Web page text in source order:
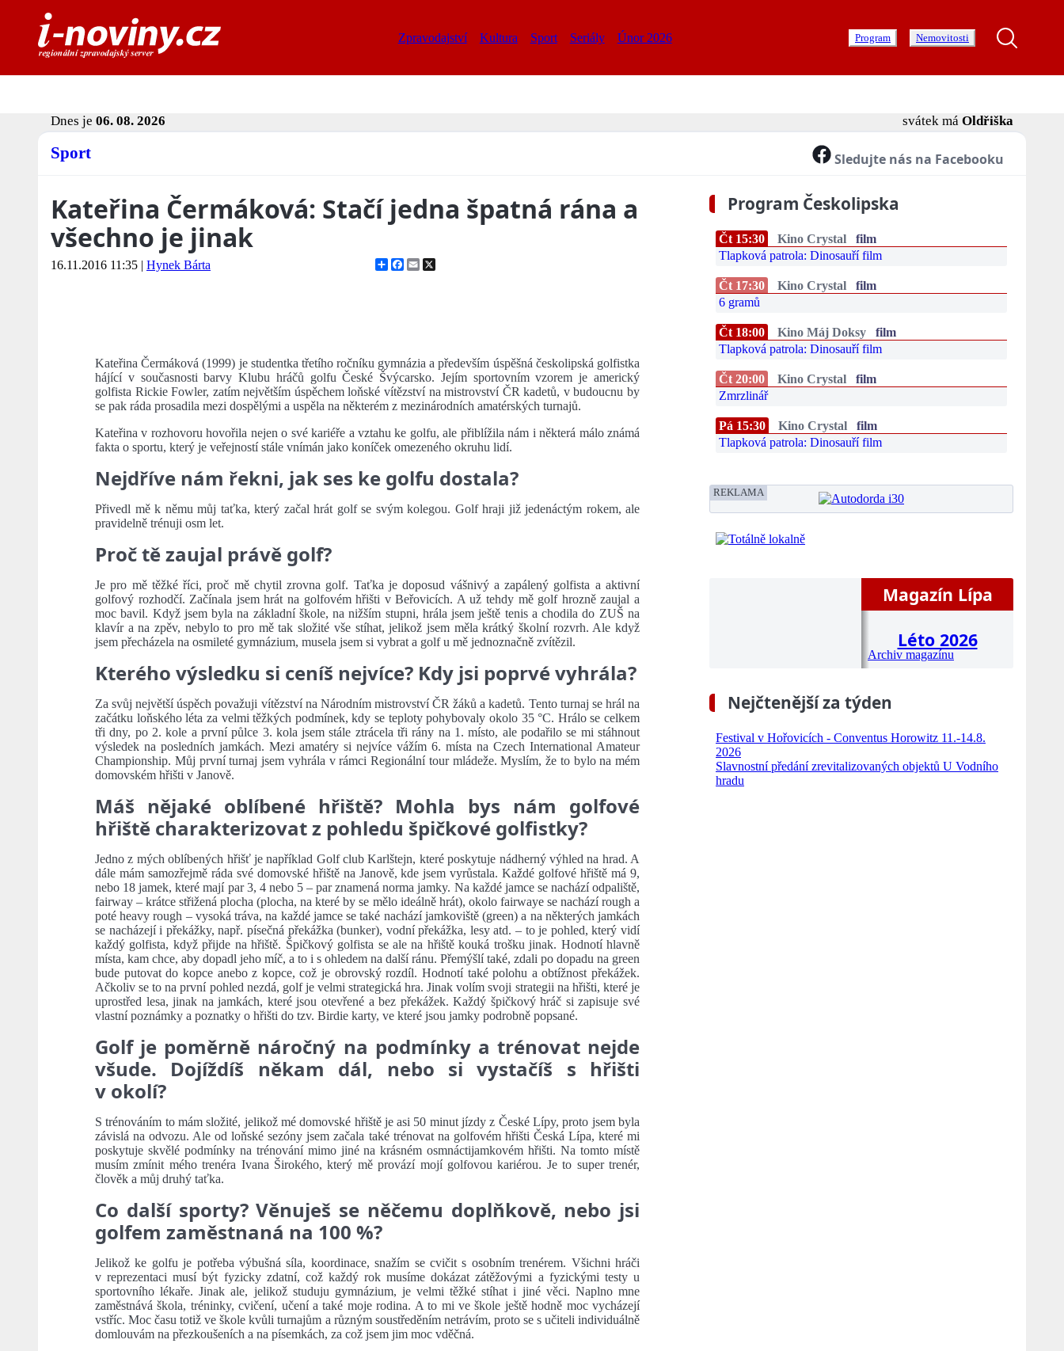
Zpravodajství Kultura Sport Seriály Únor 2026 Program Nemovitosti
Dnes je 06. 08. 2026 svátek má Oldřiška
Sport Sledujte nás na Facebooku
Kateřina Čermáková: Stačí jedna špatná rána a
všechno je jinak
16.11.2016 11:35 | Hynek Bárta ShareFacebook
Email
Kateřina Čermáková (1999) je studentka třetího ročníku gymnázia a především úspěšná českolipská golfistka
hájící v současnosti barvy Klubu hráčů golfu České Švýcarsko. Jejím sportovním vzorem je americký
golfista Rickie Fowler, zatím největším úspěchem loňské vítězství na mistrovství ČR kadetů, v budoucnu by
se pak ráda prosadila mezi dospělými a uspěla na některém z mezinárodních amatérských turnajů.
Kateřina v rozhovoru hovořila nejen o své kariéře a vztahu ke golfu, ale přiblížila nám i některá málo známá
fakta o sportu, který je veřejností stále vnímán jako koníček omezeného okruhu lidí.
Nejdříve nám řekni, jak ses ke golfu dostala?
Přivedl mě k němu můj taťka, který začal hrát golf se svým kolegou. Golf hraji již jedenáctým rokem, ale
pravidelně trénuji osm let.
Proč tě zaujal právě golf?
Je pro mě těžké říci, proč mě chytil zrovna golf. Taťka je doposud vášnivý a zapálený golfista a aktivní
golfový rozhodčí. Začínala jsem hrát na golfovém hřišti v Beřovicích. A už tehdy mě golf hrozně zaujal a
moc bavil. Když jsem byla na základní škole, na nižším stupni, hrála jsem ještě tenis a chodila do ZUŠ na
klavír a na zpěv, nebylo to pro mě tak složité vše stíhat, jelikož jsem měla krátký školní rozvrh. Ale když
jsem přecházela na osmileté gymnázium, musela jsem si vybrat a golf u mě jednoznačně zvítězil.
Kterého výsledku si ceníš nejvíce? Kdy jsi poprvé vyhrála?
Za svůj největší úspěch považuji vítězství na Národním mistrovství ČR žáků a kadetů. Tento turnaj se hrál na
začátku loňského léta za velmi těžkých podmínek, kdy se teploty pohybovaly okolo 35 °C. Hrálo se celkem
tři dny, po 2. kole a první půlce 3. kola jsem stále ztrácela tři rány na 1. místo, ale podařilo se mi stáhnout
výsledek na posledních jamkách. Mezi amatéry si nejvíce vážím 6. místa na Czech International Amateur
Championship. Můj první turnaj jsem vyhrála v rámci Regionální tour mládeže. Myslím, že to bylo na mém
domovském hřišti v Janově.
Máš nějaké oblíbené hřiště? Mohla bys nám golfové
hřiště charakterizovat z pohledu špičkové golfistky?
Jedno z mých oblíbených hřišť je například Golf club Karlštejn, které poskytuje nádherný výhled na hrad. A
dále mám samozřejmě ráda své domovské hřiště na Janově, kde jsem vyrůstala. Každé golfové hřiště má 9,
nebo 18 jamek, které mají par 3, 4 nebo 5 – par znamená norma jamky. Na každé jamce se nachází odpaliště,
fairway – krátce střižená plocha (plocha, na které by se mělo ideálně hrát), okolo fairwaye se nachází rough a
poté heavy rough – vysoká tráva, na každé jamce se také nachází jamkoviště (green) a na některých jamkách
se nacházejí i překážky, např. písečná překážka (bunker), vodní překážka, lesy atd. – to je pohled, který vidí
každý golfista, když přijde na hřiště. Špičkový golfista se ale na hřiště kouká trošku jinak. Hodnotí hlavně
místa, kam chce, aby dopadl jeho míč, a to i s ohledem na další ránu. Přemýšlí také, zdali po dopadu na green
bude putovat do kopce anebo z kopce, což je obrovský rozdíl. Hodnotí také polohu a obtížnost překážek.
Ačkoliv se to na první pohled nezdá, golf je velmi strategická hra. Jinak volím svoji strategii na hřišti, které je
uprostřed lesa, jinak na jamkách, které jsou otevřené a bez překážek. Každý špičkový hráč si zapisuje své
vlastní poznámky a poznatky o hřišti do tzv. Birdie karty, ve které jsou jamky podrobně popsané.
Golf je poměrně náročný na podmínky a trénovat nejde
všude. Dojíždíš někam dál, nebo si vystačíš s hřišti
v okolí?
S trénováním to mám složité, jelikož mé domovské hřiště je asi 50 minut jízdy z České Lípy, proto jsem byla
závislá na odvozu. Ale od loňské sezóny jsem začala také trénovat na golfovém hřišti Česká Lípa, které mi
poskytuje skvělé podmínky na trénování mimo jiné na krásném osmnáctijamkovém hřišti. Na tomto místě
musím zmínit mého trenéra Ivana Širokého, který mě provází mojí golfovou kariérou. Je to super trenér,
člověk a můj druhý taťka.
Co další sporty? Věnuješ se něčemu doplňkově, nebo jsi
golfem zaměstnaná na 100 %?
Jelikož ke golfu je potřeba výbušná síla, koordinace, snažím se cvičit s osobním trenérem. Všichni hráči
v reprezentaci musí být fyzicky zdatní, což každý rok musíme dokázat zátěžovými a fyzickými testy u
sportovního lékaře. Jinak ale, jelikož studuju gymnázium, je velmi těžké stíhat i jiné věci. Naplno mne
zaměstnává škola, tréninky, cvičení, učení a také moje rodina. A to mi ve škole ještě hodně moc vycházejí
vstříc. Moc času totiž ve škole kvůli turnajům a různým soustředěním netrávím, proto se s učiteli individuálně
domlouvám na přezkoušeních a na písemkách, za což jsem jim moc vděčná.
Program Českolipska
Čt 15:30 Kino Crystal
film
Tlapková patrola: Dinosauří film
Čt 17:30 Kino Crystal
film
6 gramů
Čt 18:00 Kino Máj Doksy
film
Tlapková patrola: Dinosauří film
Čt 20:00 Kino Crystal
film
Zmrzlinář
Pá 15:30 Kino Crystal
film
Tlapková patrola: Dinosauří film
REKLAMA
Magazín Lípa
Léto 2026
Archiv magazínu
Nejčtenější za týden
Festival v Hořovicích - Conventus Horowitz 11.-14.8.
2026
Slavnostní předání zrevitalizovaných objektů U Vodního
hradu